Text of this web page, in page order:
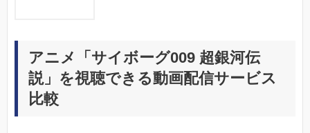
アニメ「サイボーグ009 超銀河伝
説」を視聴できる動画配信サービス
比較